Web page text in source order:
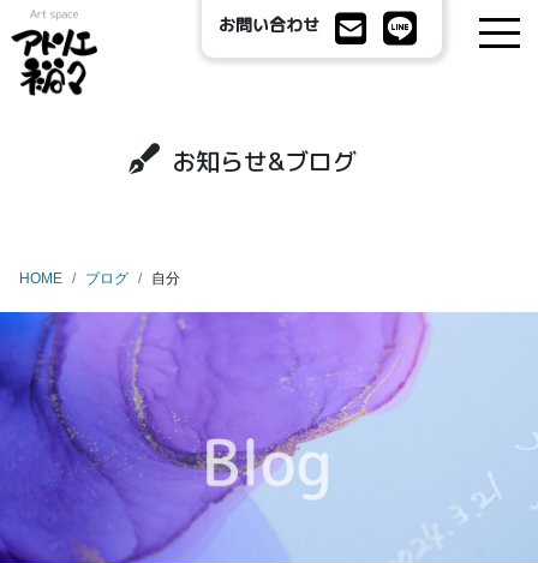
お問い合わせ
お知らせ&ブログ
HOME ブログ 自分